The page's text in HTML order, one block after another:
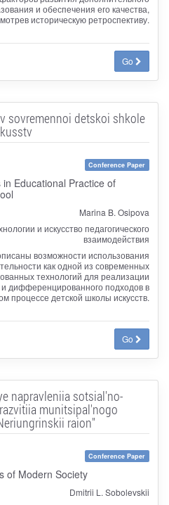
и обеспечения его качества,
историческую ретроспективу.
Go
sovremennoi detskoi shkole
Conference Paper
Educational Practice of
Marina B. Osipova
и искусство педагогического
взаимодействия
возможности использования
как одной из современных
технологий для реализации
и дифференцированного подходов в
процессе детской школы искусств.
Go
napravleniia sotsial'no-
munitsipal'nogo
raion"
Conference Paper
of Modern Society
Dmitrii L. Sobolevskii